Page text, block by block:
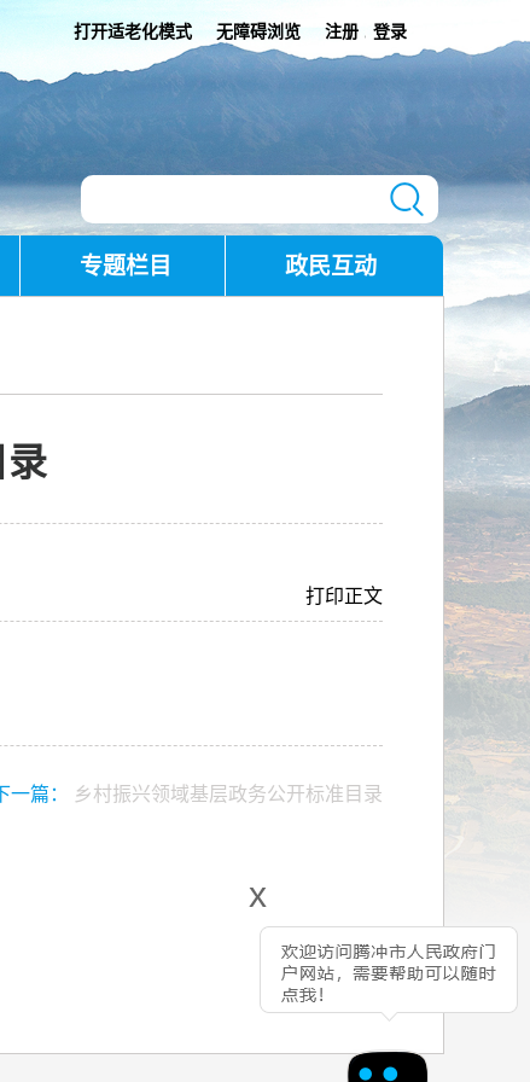
打开适老化模式 无障碍浏览 注册 登录
x
专题栏目 政民互动
录
打印正文
一篇： 乡村振兴领域基层政务公开标准目录